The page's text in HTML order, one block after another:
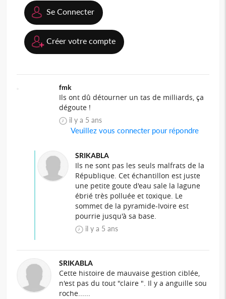
Se Connecter
Créer votre compte
fmk
Ils ont dû détourner un tas de milliards, ça
dégoute !
il y a 5 ans
Veuillez vous connecter pour répondre
SRIKABLA
Ils ne sont pas les seuls malfrats de la
République. Cet échantillon est juste
une petite goute d'eau sale la lagune
ébrié très polluée et toxique. Le
sommet de la pyramide-Ivoire est
pourrie jusqu'à sa base.
il y a 5 ans
SRIKABLA
Cette histoire de mauvaise gestion ciblée,
n'est pas du tout "claire ". Il y a anguille sou
roche......